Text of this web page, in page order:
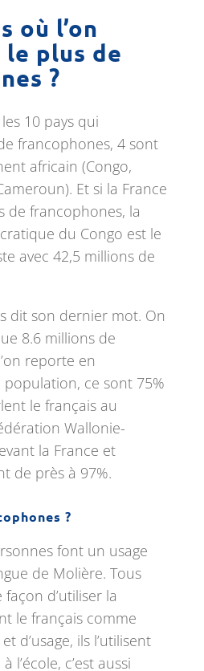
où l’on
plus de
?
10 pays qui
francophones, 4 sont
africain (Congo,
Et si la France
de francophones, la
du Congo est le
avec 42,5 millions de
dit son dernier mot. On
8.6 millions de
reporte en
ce sont 75%
le français au
Wallonie-
la France et
de près à 97%.
?
font un usage
de Molière. Tous
d’utiliser la
le français comme
d’usage, ils l’utilisent
l’école, c’est aussi